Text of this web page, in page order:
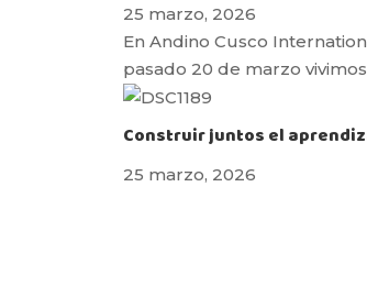
25 marzo, 2026
En Andino Cusco
pasado 20 de marzo
Construir juntos el
25 marzo, 2026